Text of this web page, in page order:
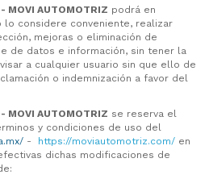
MOVI AUTOMOTRIZ podrá en
lo considere conveniente, realizar
mejoras o eliminación de
de datos e información, sin tener la
a cualquier usuario sin que ello de
o indemnización a favor del
MOVI AUTOMOTRIZ se reserva el
y condiciones de uso del
- https://moviautomotriz.com/ en
dichas modificaciones de